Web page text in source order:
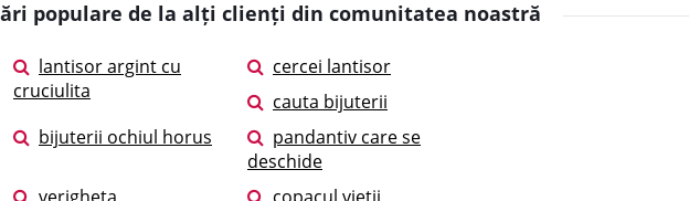
populare de la alți clienți din comunitatea noastră
lantisor argint cu
cruciulita
cercei lantisor
cauta bijuterii
bijuterii ochiul horus
pandantiv care se
deschide